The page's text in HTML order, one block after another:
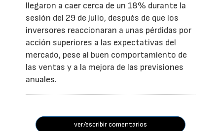
llegaron a caer cerca de un 18% durante la
sesión del 29 de julio, después de que los
inversores reaccionaran a unas pérdidas por
acción superiores a las expectativas del
mercado, pese al buen comportamiento de
las ventas y a la mejora de las previsiones
anuales.
ver/escribir comentarios